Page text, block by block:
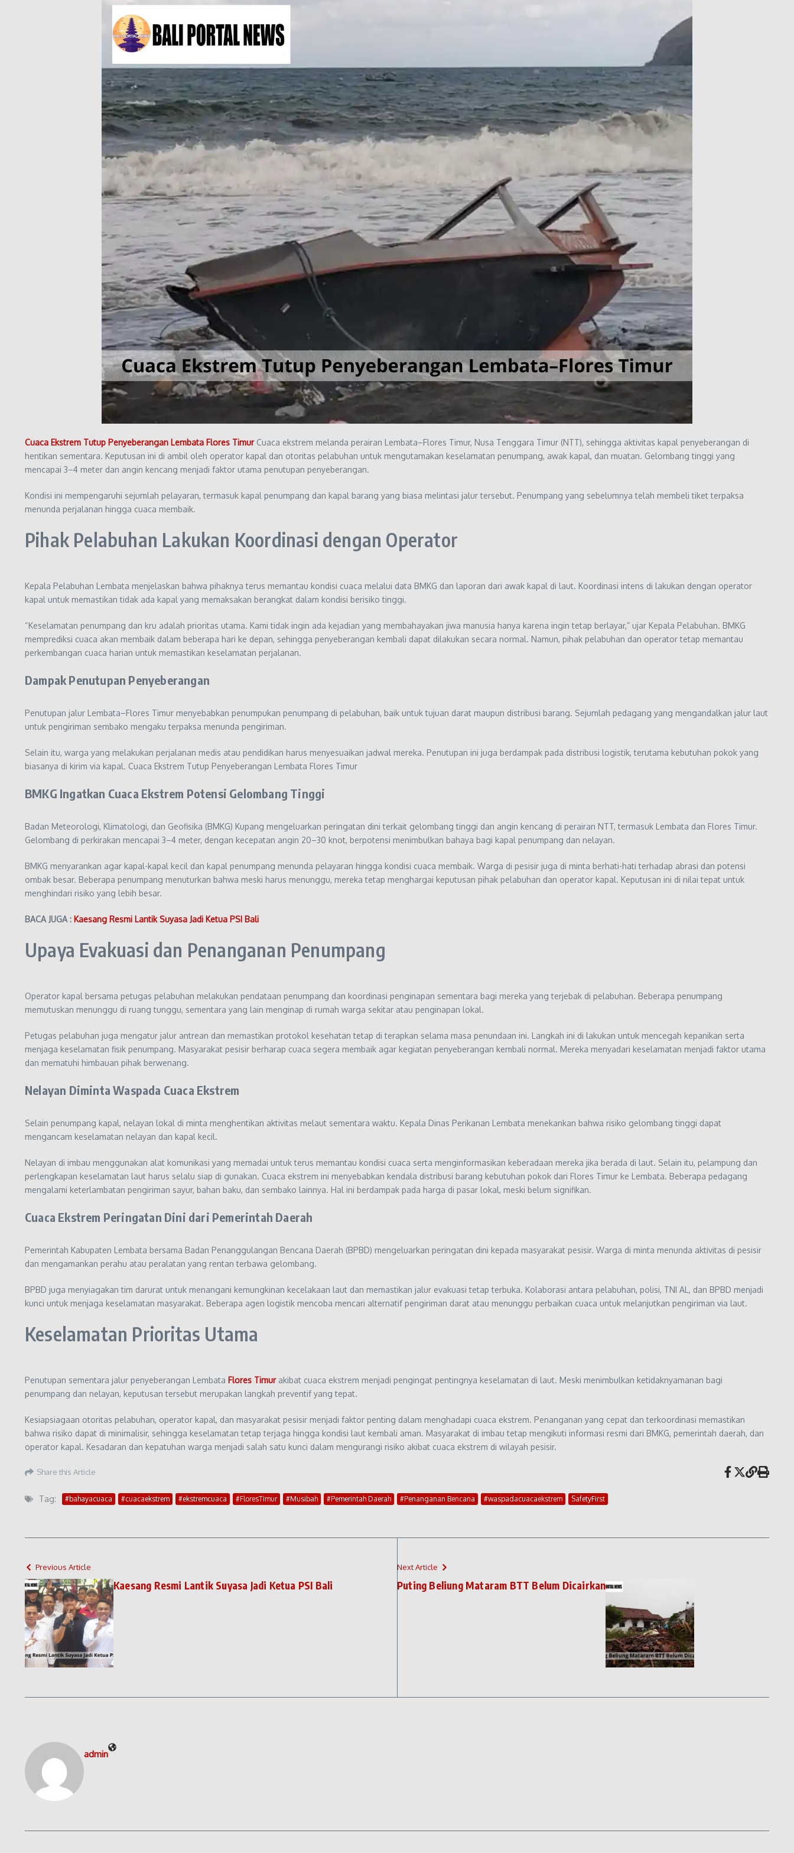
Cuaca Ekstrem Tutup Penyeberangan Lembata Flores TimurCuaca ekstrem melanda perairan Lembata–Flores Timur, Nusa Tenggara Timur (NTT), sehingga aktivitas kapal penyeberangan di
hentikan sementara. Keputusan ini di ambil oleh operator kapal dan otoritas pelabuhan untuk mengutamakan keselamatan penumpang, awak kapal, dan muatan. Gelombang tinggi yang
mencapai 3–4 meter dan angin kencang menjadi faktor utama penutupan penyeberangan.
Kondisi ini mempengaruhi sejumlah pelayaran, termasuk kapal penumpang dan kapal barang yang biasa melintasi jalur tersebut. Penumpang yang sebelumnya telah membeli tiket terpaksa
menunda perjalanan hingga cuaca membaik.
Pihak Pelabuhan Lakukan Koordinasi dengan Operator
Kepala Pelabuhan Lembata menjelaskan bahwa pihaknya terus memantau kondisi cuaca melalui data BMKG dan laporan dari awak kapal di laut. Koordinasi intens di lakukan dengan operator
kapal untuk memastikan tidak ada kapal yang memaksakan berangkat dalam kondisi berisiko tinggi.
“Keselamatan penumpang dan kru adalah prioritas utama. Kami tidak ingin ada kejadian yang membahayakan jiwa manusia hanya karena ingin tetap berlayar,” ujar Kepala Pelabuhan. BMKG
memprediksi cuaca akan membaik dalam beberapa hari ke depan, sehingga penyeberangan kembali dapat dilakukan secara normal. Namun, pihak pelabuhan dan operator tetap memantau
perkembangan cuaca harian untuk memastikan keselamatan perjalanan.
Dampak Penutupan Penyeberangan
Penutupan jalur Lembata–Flores Timur menyebabkan penumpukan penumpang di pelabuhan, baik untuk tujuan darat maupun distribusi barang. Sejumlah pedagang yang mengandalkan jalur laut
untuk pengiriman sembako mengaku terpaksa menunda pengiriman.
Selain itu, warga yang melakukan perjalanan medis atau pendidikan harus menyesuaikan jadwal mereka. Penutupan ini juga berdampak pada distribusi logistik, terutama kebutuhan pokok yang
biasanya di kirim via kapal. Cuaca Ekstrem Tutup Penyeberangan Lembata Flores Timur
BMKG Ingatkan Cuaca Ekstrem Potensi Gelombang Tinggi
Badan Meteorologi, Klimatologi, dan Geofisika (BMKG) Kupang mengeluarkan peringatan dini terkait gelombang tinggi dan angin kencang di perairan NTT, termasuk Lembata dan Flores Timur.
Gelombang di perkirakan mencapai 3–4 meter, dengan kecepatan angin 20–30 knot, berpotensi menimbulkan bahaya bagi kapal penumpang dan nelayan.
BMKG menyarankan agar kapal-kapal kecil dan kapal penumpang menunda pelayaran hingga kondisi cuaca membaik. Warga di pesisir juga di minta berhati-hati terhadap abrasi dan potensi
ombak besar. Beberapa penumpang menuturkan bahwa meski harus menunggu, mereka tetap menghargai keputusan pihak pelabuhan dan operator kapal. Keputusan ini di nilai tepat untuk
menghindari risiko yang lebih besar.
BACA JUGA : Kaesang Resmi Lantik Suyasa Jadi Ketua PSI Bali
Upaya Evakuasi dan Penanganan Penumpang
Operator kapal bersama petugas pelabuhan melakukan pendataan penumpang dan koordinasi penginapan sementara bagi mereka yang terjebak di pelabuhan. Beberapa penumpang
memutuskan menunggu di ruang tunggu, sementara yang lain menginap di rumah warga sekitar atau penginapan lokal.
Petugas pelabuhan juga mengatur jalur antrean dan memastikan protokol kesehatan tetap di terapkan selama masa penundaan ini. Langkah ini di lakukan untuk mencegah kepanikan serta
menjaga keselamatan fisik penumpang. Masyarakat pesisir berharap cuaca segera membaik agar kegiatan penyeberangan kembali normal. Mereka menyadari keselamatan menjadi faktor utama
dan mematuhi himbauan pihak berwenang.
Nelayan Diminta Waspada Cuaca Ekstrem
Selain penumpang kapal, nelayan lokal di minta menghentikan aktivitas melaut sementara waktu. Kepala Dinas Perikanan Lembata menekankan bahwa risiko gelombang tinggi dapat
mengancam keselamatan nelayan dan kapal kecil.
Nelayan di imbau menggunakan alat komunikasi yang memadai untuk terus memantau kondisi cuaca serta menginformasikan keberadaan mereka jika berada di laut. Selain itu, pelampung dan
perlengkapan keselamatan laut harus selalu siap di gunakan. Cuaca ekstrem ini menyebabkan kendala distribusi barang kebutuhan pokok dari Flores Timur ke Lembata. Beberapa pedagang
mengalami keterlambatan pengiriman sayur, bahan baku, dan sembako lainnya. Hal ini berdampak pada harga di pasar lokal, meski belum signifikan.
Cuaca Ekstrem Peringatan Dini dari Pemerintah Daerah
Pemerintah Kabupaten Lembata bersama Badan Penanggulangan Bencana Daerah (BPBD) mengeluarkan peringatan dini kepada masyarakat pesisir. Warga di minta menunda aktivitas di pesisir
dan mengamankan perahu atau peralatan yang rentan terbawa gelombang.
BPBD juga menyiagakan tim darurat untuk menangani kemungkinan kecelakaan laut dan memastikan jalur evakuasi tetap terbuka. Kolaborasi antara pelabuhan, polisi, TNI AL, dan BPBD menjadi
kunci untuk menjaga keselamatan masyarakat. Beberapa agen logistik mencoba mencari alternatif pengiriman darat atau menunggu perbaikan cuaca untuk melanjutkan pengiriman via laut.
Keselamatan Prioritas Utama
Penutupan sementara jalur penyeberangan Lembata Flores Timurakibat cuaca ekstrem menjadi pengingat pentingnya keselamatan di laut. Meski menimbulkan ketidaknyamanan bagi
penumpang dan nelayan, keputusan tersebut merupakan langkah preventif yang tepat.
Kesiapsiagaan otoritas pelabuhan, operator kapal, dan masyarakat pesisir menjadi faktor penting dalam menghadapi cuaca ekstrem. Penanganan yang cepat dan terkoordinasi memastikan
bahwa risiko dapat di minimalisir, sehingga keselamatan tetap terjaga hingga kondisi laut kembali aman. Masyarakat di imbau tetap mengikuti informasi resmi dari BMKG, pemerintah daerah, dan
operator kapal. Kesadaran dan kepatuhan warga menjadi salah satu kunci dalam mengurangi risiko akibat cuaca ekstrem di wilayah pesisir.
Share this Article
Tag: #bahayacuaca #cuacaekstrem #ekstremcuaca #FloresTimur #Musibah #Pemerintah Daerah #Penanganan Bencana #waspadacuacaekstrem SafetyFirst
Previous Article
Kaesang Resmi Lantik Suyasa Jadi Ketua PSI Bali
Next Article
Puting Beliung Mataram BTT Belum Dicairkan
admin